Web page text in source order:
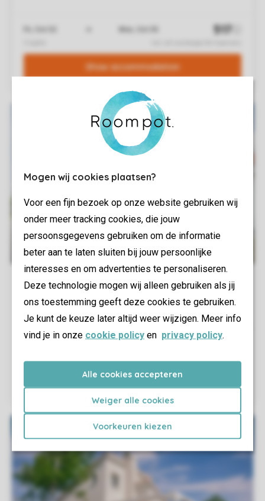
Mogen wij cookies plaatsen?
Voor een fijn bezoek op onze website gebruiken wij
onder meer tracking cookies, die jouw
persoonsgegevens gebruiken om de informatie
beter aan te laten sluiten bij jouw persoonlijke
interesses en om advertenties te personaliseren.
Deze technologie mogen wij alleen gebruiken als jij
ons toestemming geeft deze cookies te gebruiken.
Je kunt de keuze later altijd weer wijzigen. Meer info
vind je in onze cookie policy en privacy policy.
Alle cookies accepteren
Weiger alle cookies
Voorkeuren kiezen